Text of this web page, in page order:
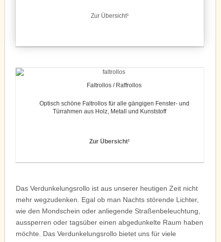
Zur Übersicht¹
Faltrollos / Raffrollos
Optisch schöne Faltrollos für alle gängigen Fenster- und
Türrahmen aus Holz, Metall und Kunststoff
Zur Übersicht¹
Das Verdunkelungsrollo ist aus unserer heutigen Zeit nicht
mehr wegzudenken. Egal ob man Nachts störende Lichter,
wie den Mondschein oder anliegende Straßenbeleuchtung,
aussperren oder tagsüber einen abgedunkelte Raum haben
möchte. Das Verdunkelungsrollo bietet uns für viele